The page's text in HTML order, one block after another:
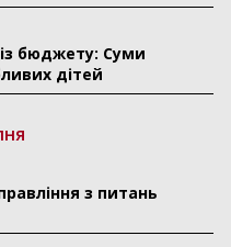
бюджету: Суми
дітей
з питань